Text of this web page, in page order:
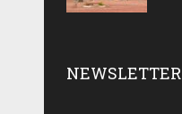
NEWSLETTER